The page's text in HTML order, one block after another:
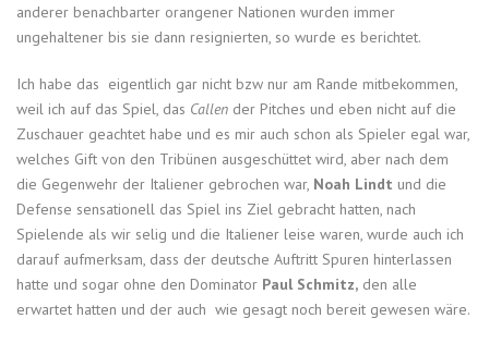
anderer benachbarter orangener Nationen wurden immer
ungehaltener bis sie dann resignierten, so wurde es berichtet.
Ich habe das eigentlich gar nicht bzw nur am Rande mitbekommen,
weil ich auf das Spiel, das Callen der Pitches und eben nicht auf die
Zuschauer geachtet habe und es mir auch schon als Spieler egal war,
welches Gift von den Tribünen ausgeschüttet wird, aber nach dem
die Gegenwehr der Italiener gebrochen war, Noah Lindt und die
Defense sensationell das Spiel ins Ziel gebracht hatten, nach
Spielende als wir selig und die Italiener leise waren, wurde auch ich
darauf aufmerksam, dass der deutsche Auftritt Spuren hinterlassen
hatte und sogar ohne den Dominator Paul Schmitz, den alle
erwartet hatten und der auch wie gesagt noch bereit gewesen wäre.